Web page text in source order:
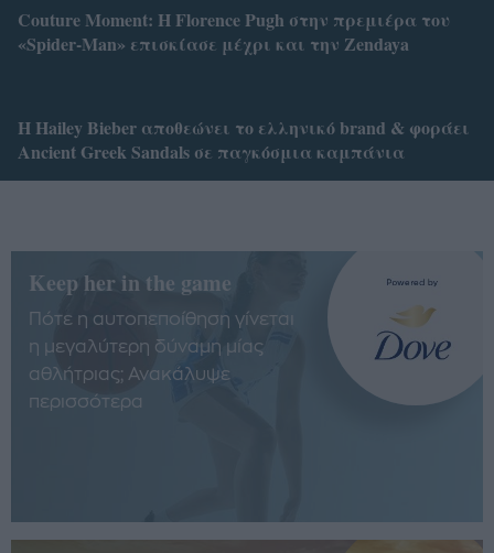
Couture Moment: Η Florence Pugh στην πρεμιέρα του
«Spider-Man» επισκίασε μέχρι και την Zendaya
Η Hailey Bieber αποθεώνει το ελληνικό brand & φοράει
Ancient Greek Sandals σε παγκόσμια καμπάνια
Keep her in the game
Πότε η αυτοπεποίθηση γίνεται
η μεγαλύτερη δύναμη μίας
αθλήτριας; Ανακάλυψε
περισσότερα